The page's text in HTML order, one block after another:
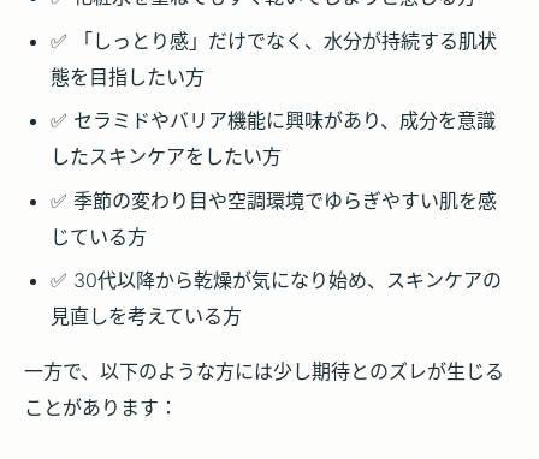
✅ 「しっとり感」だけでなく、水分が持続する肌状
態を目指したい方
✅ セラミドやバリア機能に興味があり、成分を意識
したスキンケアをしたい方
✅ 季節の変わり目や空調環境でゆらぎやすい肌を感
じている方
✅ 30代以降から乾燥が気になり始め、スキンケアの
見直しを考えている方
一方で、以下のような方には少し期待とのズレが生じる
ことがあります：